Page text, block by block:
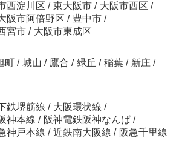
西淀川区 / 東大阪市 / 大阪市西区 /
阪市阿倍野区 / 豊中市 /
宮市 / 大阪市東成区
町 / 城山 / 鷹合 / 緑丘 / 稲葉 / 新庄 /
鉄堺筋線 / 大阪環状線 /
神本線 / 阪神電鉄阪神なんば /
神戸本線 / 近鉄南大阪線 / 阪急千里線